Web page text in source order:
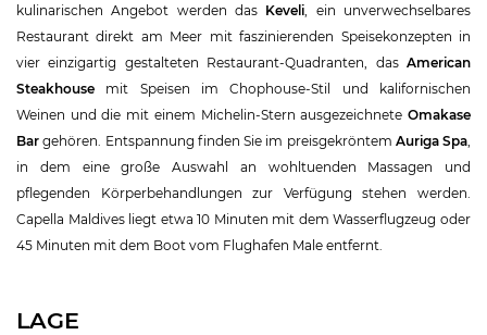
kulinarischen Angebot werden das Keveli , ein unverwechselbares
Restaurant direkt am Meer mit faszinierenden Speisekonzepten in
vier einzigartig gestalteten Restaurant-Quadranten, das American
Steakhouse mit Speisen im Chophouse-Stil und kalifornischen
Weinen und die mit einem Michelin-Stern ausgezeichnete Omakase
Bar gehören. Entspannung finden Sie im preisgekröntem Auriga Spa
in dem eine große Auswahl an wohltuenden Massagen und
pflegenden Körperbehandlungen zur Verfügung stehen werden.
Capella Maldives liegt etwa 10 Minuten mit dem Wasserflugzeug oder
45 Minuten mit dem Boot vom Flughafen Male entfernt.
LAGE